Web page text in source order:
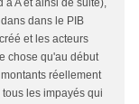
à A et ainsi de suite),
dans le PIB
et les acteurs
chose qu'au début
réellement
les impayés qui